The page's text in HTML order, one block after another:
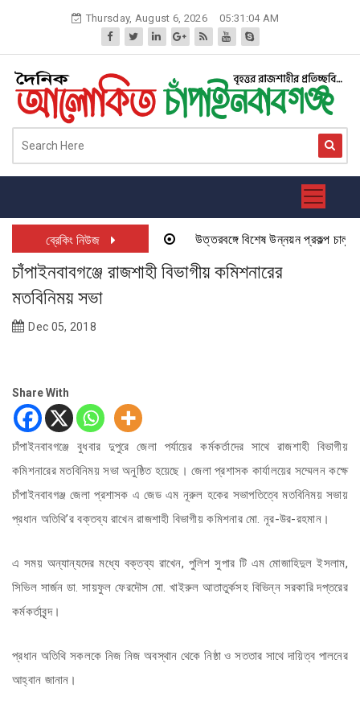
Thursday, August 6, 2026 05:31:04 AM
ব্রেকিং নিউজ উত্তরবঙ্গে বিশেষ উন্নয়ন প্রকল্প চালু
চাঁপাইনবাবগঞ্জে রাজশাহী বিভাগীয় কমিশনারের
মতবিনিময় সভা
Dec 05, 2018
Share With
চাঁপাইনবাবগঞ্জে বুধবার দুপুরে জেলা পর্যায়ের কর্মকর্তাদের সাথে রাজশাহী বিভাগীয়
কমিশনারের মতবিনিময় সভা অনুষ্ঠিত হয়েছে। জেলা প্রশাসক কার্যালয়ের সম্মেলন কক্ষে
চাঁপাইনবাবগঞ্জ জেলা প্রশাসক এ জেড এম নূরুল হকের সভাপতিত্বে মতবিনিময় সভায়
প্রধান অতিথি’র বক্তব্য রাখেন রাজশাহী বিভাগীয় কমিশনার মো. নূর-উর-রহমান।
এ সময় অন্যান্যদের মধ্যে বক্তব্য রাখেন, পুলিশ সুপার টি এম মোজাহিদুল ইসলাম,
সিভিল সার্জন ডা. সায়ফুল ফেরদৌস মো. খাইরুল আতাতুর্কসহ বিভিন্ন সরকারি দপ্তরের
কর্মকর্তাবৃন্দ।
প্রধান অতিথি সকলকে নিজ নিজ অবস্থান থেকে নিষ্ঠা ও সততার সাথে দায়িত্ব পালনের
আহ্বান জানান।